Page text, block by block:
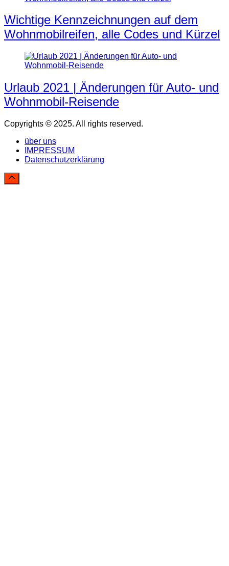
Wichtige Kennzeichnungen auf dem
Wohnmobilreifen, alle Codes und Kürzel
Urlaub 2021 | Änderungen für Auto- und
Wohnmobil-Reisende
Copyrights © 2025. All rights reserved.
über uns
IMPRESSUM
Datenschutzerklärung